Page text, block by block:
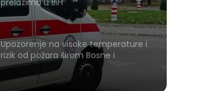
Upozorenje na visoke temperature i
rizik od požara širom Bosne i
Hercegovine